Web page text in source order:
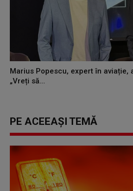
Marius Popescu, expert în aviație,
„Vreți să...
PE ACEEAȘI TEMĂ